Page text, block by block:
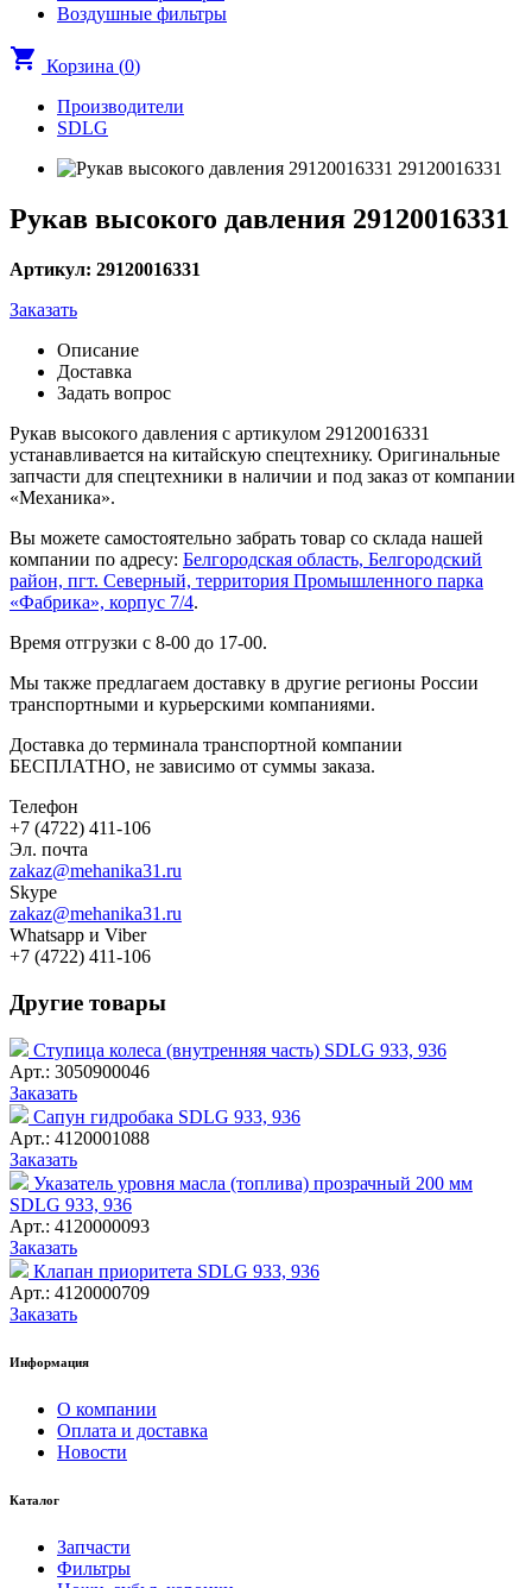
Воздушные фильтры
shopping_cart Корзина (0)
Производители
SDLG
Рукав высокого давления 29120016331
Артикул: 29120016331
Заказать
Описание
Доставка
Задать вопрос
Рукав высокого давления с артикулом 29120016331
устанавливается на китайскую спецтехнику. Оригинальные
запчасти для спецтехники в наличии и под заказ от компании
«Механика».
Вы можете самостоятельно забрать товар со склада нашей
компании по адресу: Белгородская область, Белгородский
район, пгт. Северный, территория Промышленного парка
«Фабрика», корпус 7/4.
Время отгрузки с 8-00 до 17-00.
Мы также предлагаем доставку в другие регионы России
транспортными и курьерскими компаниями.
Доставка до терминала транспортной компании
БЕСПЛАТНО, не зависимо от суммы заказа.
Телефон
+7 (4722) 411-106
Эл. почта
zakaz@mehanika31.ru
Skype
zakaz@mehanika31.ru
Whatsapp и Viber
+7 (4722) 411-106
Другие товары
Ступица колеса (внутренняя часть) SDLG 933, 936
Арт.: 3050900046
Заказать
Сапун гидробака SDLG 933, 936
Арт.: 4120001088
Заказать
Указатель уровня масла (топлива) прозрачный 200 мм
SDLG 933, 936
Арт.: 4120000093
Заказать
Клапан приоритета SDLG 933, 936
Арт.: 4120000709
Заказать
Информация
О компании
Оплата и доставка
Новости
Каталог
Запчасти
Фильтры